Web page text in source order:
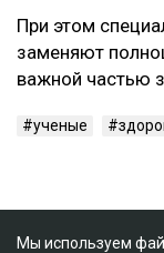
При этом
заменяют
важной частью
ученые
Мы используем